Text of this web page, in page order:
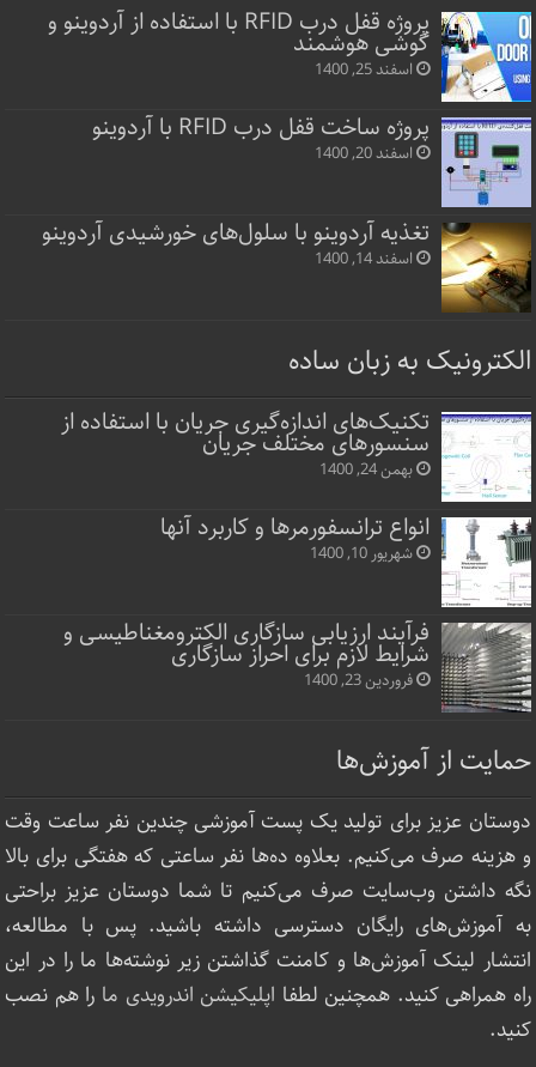
پروژه قفل‌ درب RFID با استفاده از آردوینو و
گوشی هوشمند
اسفند 25, 1400
پروژه ساخت قفل‌ درب RFID با آردوینو
اسفند 20, 1400
تغذیه آردوینو با سلول‌های خورشیدی آردوینو
اسفند 14, 1400
الکترونیک به زبان ساده
تکنیک‌های اندازه‌گیری جریان با استفاده از
سنسورهای مختلف جریان
بهمن 24, 1400
انواع ترانسفورمرها و کاربرد آنها
شهریور 10, 1400
فرآیند ارزیابی سازگاری الکترومغناطیسی و
شرایط لازم برای احراز سازگاری
فروردین 23, 1400
حمایت از آموزش‌ها
دوستان عزیز برای تولید یک پست آموزشی چندین نفر ساعت‌ وقت
و هزینه صرف می‌کنیم. بعلاوه ده‌ها نفر ساعتی که هفتگی برای بالا
نگه داشتن وب‌سایت صرف ‌می‌کنیم تا شما دوستان عزیز براحتی
به آموزش‌های رایگان دسترسی داشته باشید. پس با مطالعه،
انتشار لینک‌ آموزش‌ها و کامنت گذاشتن زیر نوشته‌‌ها ما را در این
راه همراهی کنید. همچنین لطفا اپلیکیشن اندرویدی ما را هم نصب
کنید.